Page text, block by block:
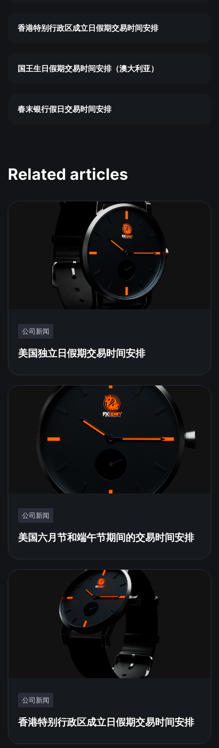
香港特别行政区成立日假期交易时间安排
国王生日假期交易时间安排（澳大利亚）
春末银行假日交易时间安排
Related articles
公司新闻
美国独立日假期交易时间安排
公司新闻
美国六月节和端午节期间的交易时间安排
公司新闻
香港特别行政区成立日假期交易时间安排